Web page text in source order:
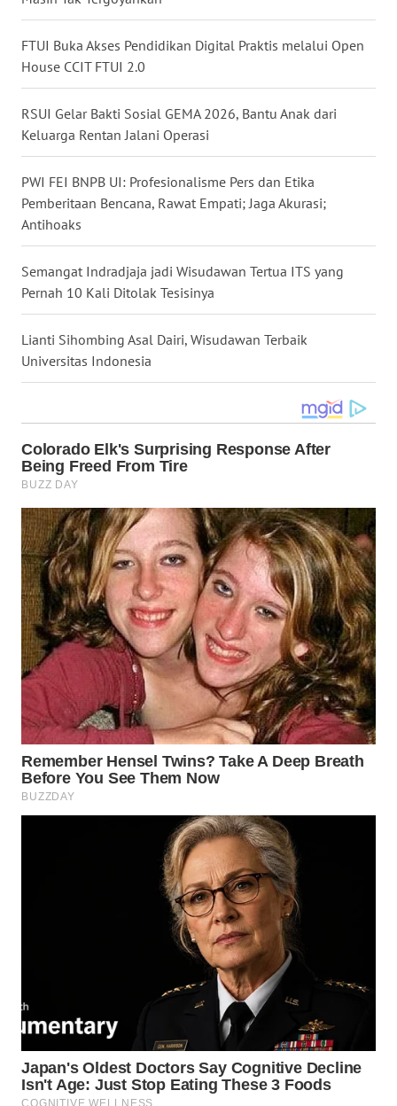
FTUI Buka Akses Pendidikan Digital Praktis melalui Open
House CCIT FTUI 2.0
RSUI Gelar Bakti Sosial GEMA 2026, Bantu Anak dari
Keluarga Rentan Jalani Operasi
PWI FEI BNPB UI: Profesionalisme Pers dan Etika
Pemberitaan Bencana, Rawat Empati; Jaga Akurasi;
Antihoaks
Semangat Indradjaja jadi Wisudawan Tertua ITS yang
Pernah 10 Kali Ditolak Tesisinya
Lianti Sihombing Asal Dairi, Wisudawan Terbaik
Universitas Indonesia
WN
NUSANTARA
WN
JOGJA
WN
WN
WN
KALBAR
WN
KALTENG
WN
WN
KALTIM
WN
SULSEL
WN
GORONTALO
WN
SULUT
DANAU
WN